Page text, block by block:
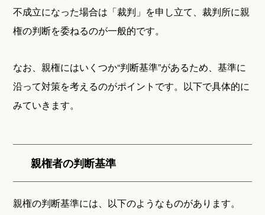
不成立になった場合は「裁判」を申し立て、裁判所に親
権の判断を委ねるのが一般的です。
なお、親権にはいくつか“判断基準”があるため、基準に
沿って対策を考えるのがポイントです。以下で具体的に
みていきます。
親権者の判断基準
親権の判断基準には、以下のようなものがあります。